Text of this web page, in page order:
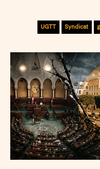
Syndicat
UGTT